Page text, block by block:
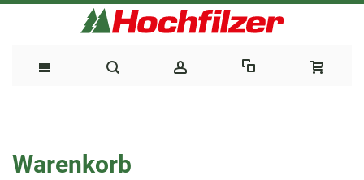
Inhalt
Warenkorb